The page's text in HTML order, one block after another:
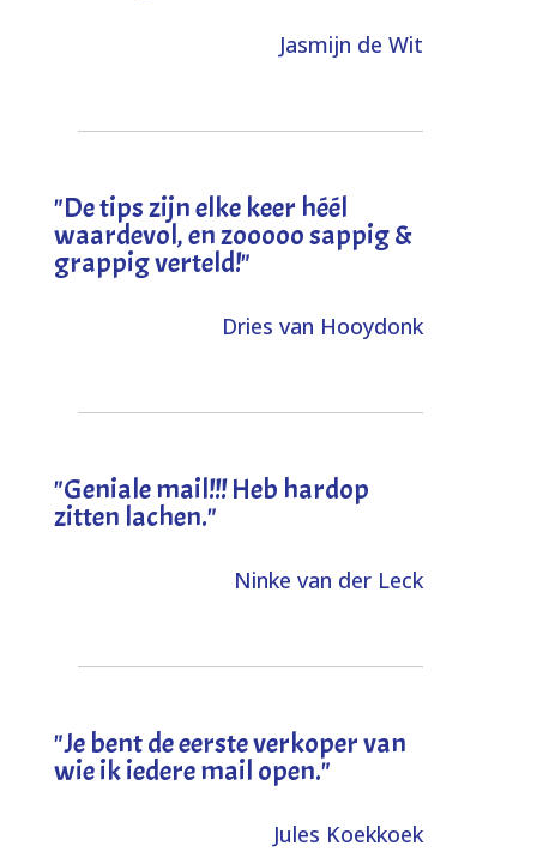
Jasmijn de Wit
"De tips zijn elke keer héél
waardevol, en zooooo sappig &
grappig verteld!"
Dries van Hooydonk
"Geniale mail!!! Heb hardop
zitten lachen."
Ninke van der Leck
"Je bent de eerste verkoper van
wie ik iedere mail open."
Jules Koekkoek